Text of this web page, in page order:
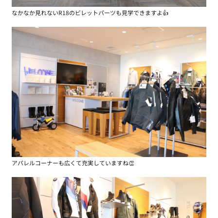
なかなか見れないR18のビレットパーツも見学できますよ👍
アパレルコーナーも広くて充実していますね👏